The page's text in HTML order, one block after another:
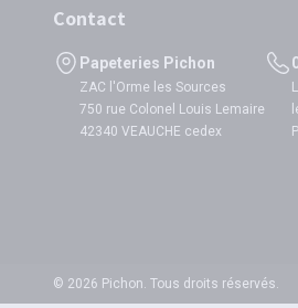
Contact
Papeteries Pichon
ZAC l'Orme les Sources
750 rue Colonel Louis Lemaire
42340 VEAUCHE cedex
© 2026 Pichon. Tous droits réservés.